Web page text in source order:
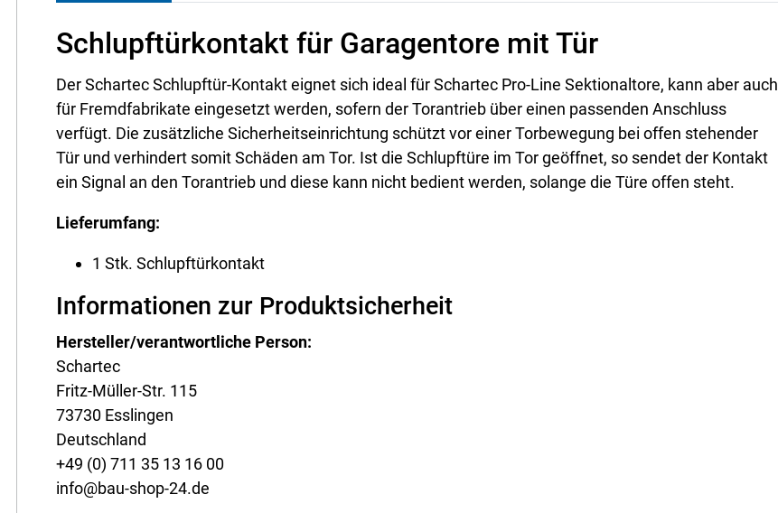
Schlupftürkontakt für Garagentore mit Tür
Der Schartec Schlupftür-Kontakt eignet sich ideal für Schartec Pro-Line Sektionaltore, kann aber auch
für Fremdfabrikate eingesetzt werden, sofern der Torantrieb über einen passenden Anschluss
verfügt. Die zusätzliche Sicherheitseinrichtung schützt vor einer Torbewegung bei offen stehender
Tür und verhindert somit Schäden am Tor. Ist die Schlupftüre im Tor geöffnet, so sendet der Kontakt
ein Signal an den Torantrieb und diese kann nicht bedient werden, solange die Türe offen steht.
Lieferumfang:
1 Stk. Schlupftürkontakt
Informationen zur Produktsicherheit
Hersteller/verantwortliche Person:
Schartec
Fritz-Müller-Str. 115
73730 Esslingen
Deutschland
+49 (0) 711 35 13 16 00
info@bau-shop-24.de